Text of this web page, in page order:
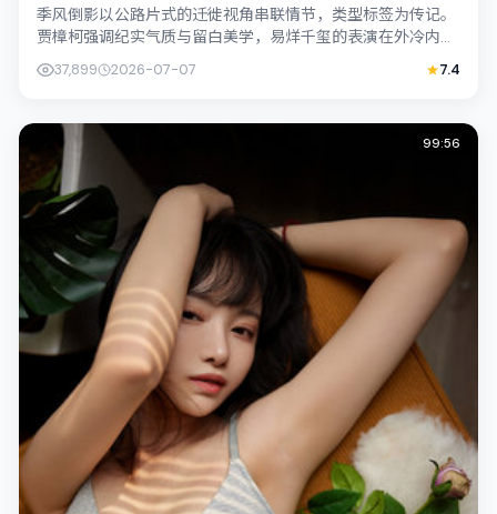
季风倒影以公路片式的迁徙视角串联情节，类型标签为传记。
贾樟柯强调纪实气质与留白美学，易烊千玺的表演在外冷内热
之间切换；若你正在查找中国香港取景的...
37,899 2026-07-07 7.4
99:56